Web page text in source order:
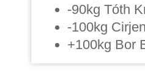
-90kg Tóth
-100kg
+100kg Bor